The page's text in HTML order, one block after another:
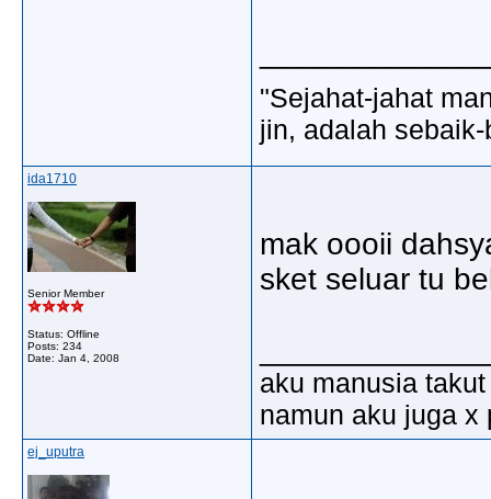
"Sejahat-jahat
jin, adalah
ida1710
Senior Member
Status: Offline
Posts: 234
Date: Jan 4, 2008
mak oooii
sket seluar tu
aku manusia
namun aku juga x
ej_uputra